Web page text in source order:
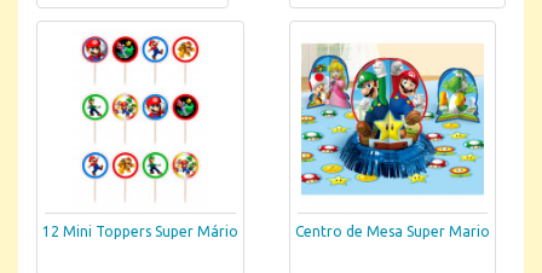
12 Mini Toppers Super Mário Centro de Mesa Super Mario